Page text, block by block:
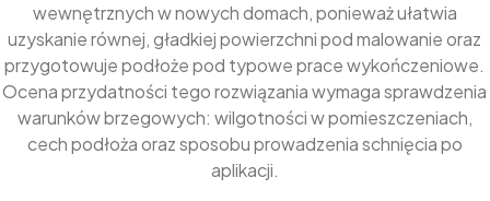
wewnętrznych w nowych domach, ponieważ ułatwia
uzyskanie równej, gładkiej powierzchni pod malowanie oraz
przygotowuje podłoże pod typowe prace wykończeniowe.
Ocena przydatności tego rozwiązania wymaga sprawdzenia
warunków brzegowych: wilgotności w pomieszczeniach,
cech podłoża oraz sposobu prowadzenia schnięcia po
aplikacji.